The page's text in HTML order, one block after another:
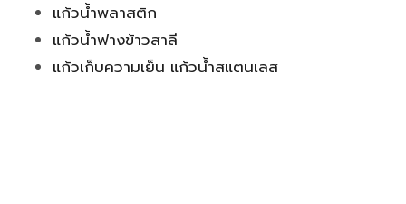
แก้วน้ำพลาสติก
แก้วน้ำฟางข้าวสาลี
แก้วเก็บความเย็น แก้วน้ำสแตนเลส